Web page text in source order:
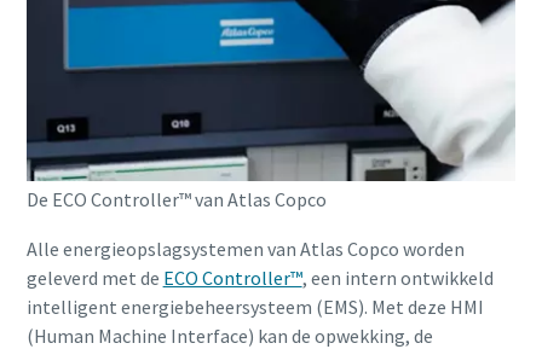
De ECO Controller™ van Atlas Copco
Alle energieopslagsystemen van Atlas Copco worden
geleverd met de ECO Controller™, een intern ontwikkeld
intelligent energiebeheersysteem (EMS). Met deze HMI
(Human Machine Interface) kan de opwekking, de